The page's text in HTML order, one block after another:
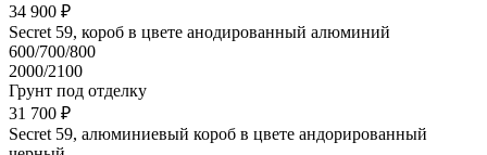
34 900 ₽
Secret 59, короб в цвете анодированный алюминий
600/700/800
2000/2100
Грунт под отделку
31 700 ₽
Secret 59, алюминиевый короб в цвете андорированный